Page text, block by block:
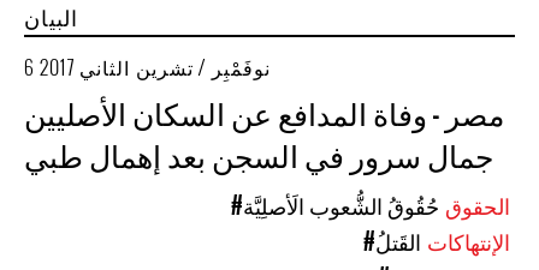
البيان
6 نوفَمْبِر / تشرين الثاني 2017
مصر - وفاة المدافع عن السكان الأصليين
جمال سرور في السجن بعد إهمال طبي
#حُقُوقُ الشُّعوب الَأصلِيَّة
#القَتلُ